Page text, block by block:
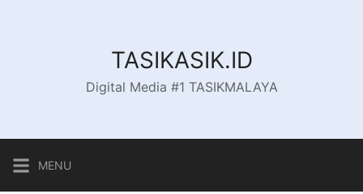
TASIKASIK.ID
Digital Media #1 TASIKMALAYA
MENU